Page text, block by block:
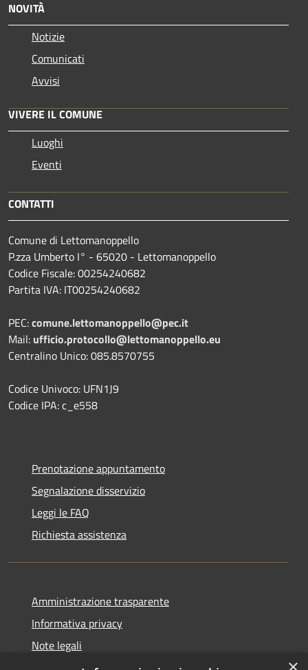
NOVITÀ
Notizie
Comunicati
Avvisi
VIVERE IL COMUNE
Luoghi
Eventi
CONTATTI
Comune di Lettomanoppello
P.zza Umberto I° - 65020 - Lettomanoppello
Codice Fiscale: 00254240682
Partita IVA: IT00254240682
PEC:comune.lettomanoppello@pec.it
Mail: ufficio.protocollo@lettomanoppello.eu
Centralino Unico: 085.8570755
Codice Univoco: UFN1J9
Codice IPA: c_e558
Prenotazione appuntamento
Segnalazione disservizio
Leggi le FAQ
Richiesta assistenza
Amministrazione trasparente
Informativa privacy
Note legali